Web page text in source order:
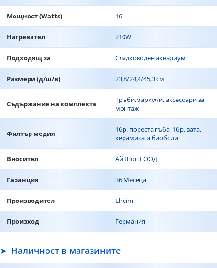
Мощност (Watts) 16
Нагревател 210W
Подходящ за Сладководен аквариум
Размери (д/ш/в) 23,8/24,4/45,3 см
Съдържание на комплекта
Тръби,маркучи, аксесоари за
монтаж
Филтър мeдия
1бр. пореста гъба, 1бр. вата,
керамика и биоболи
Вносител Ай Шоп ЕООД
Гаранция 36 Месеца
Производител Eheim
Произход Германия
Наличност в магазините